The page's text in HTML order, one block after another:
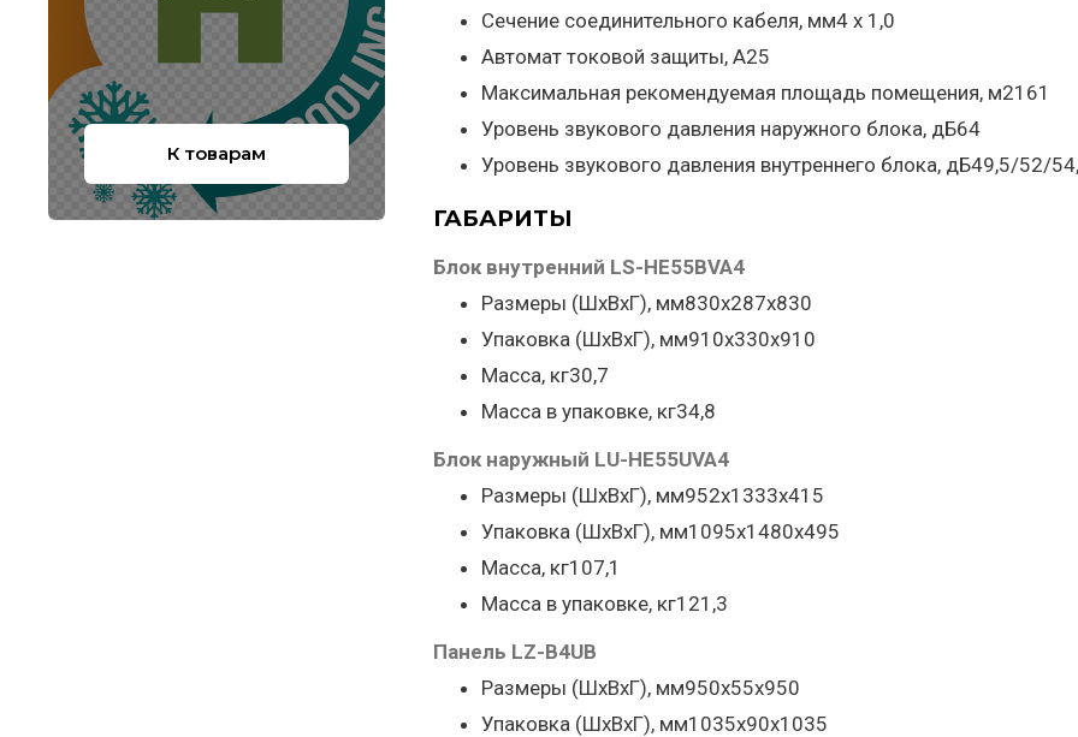
К товарам
Сечение соединительного кабеля, мм4 х 1,0
Автомат токовой защиты, A25
Максимальная рекомендуемая площадь помещения, м2161
Уровень звукового давления наружного блока, дБ64
Уровень звукового давления внутреннего блока, дБ49,5/52/
ГАБАРИТЫ
Блок внутренний LS-HE55BVA4
Размеры (ШхВхГ), мм830x287x830
Упаковка (ШхВхГ), мм910x330x910
Масса, кг30,7
Масса в упаковке, кг34,8
Блок наружный LU-HE55UVA4
Размеры (ШхВхГ), мм952x1333x415
Упаковка (ШхВхГ), мм1095x1480x495
Масса, кг107,1
Масса в упаковке, кг121,3
Панель LZ-B4UB
Размеры (ШхВхГ), мм950x55x950
Упаковка (ШхВхГ), мм1035x90x1035